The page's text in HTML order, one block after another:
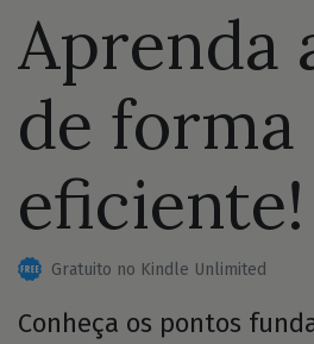
Aprenda
de forma
eficiente!
Gratuito no Kindle Unlimited
Conheça os pontos